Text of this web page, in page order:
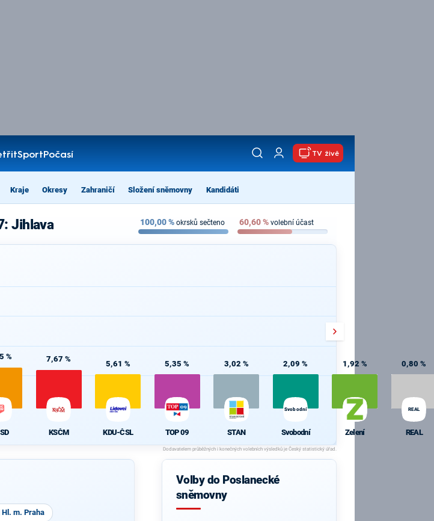
SportPočasí
TV živě
Kraje Okresy Zahraničí Složení sněmovny Kandidáti
Jihlava 100,00% okrsků sečteno 60,60% volební účast
% 7,67 %
KSČM
5,61 %
KDU-ČSL
5,35 %
TOP 09
3,02 %
STAN
2,09 %
Svobodní
Svobodní
1,92 %
Zelení
0,80 %
REAL
REAL
Hl. m. Praha
Volby do Poslanecké
sněmovny